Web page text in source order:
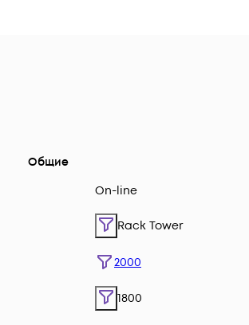
Общие
On-line
Rack Tower
2000
1800